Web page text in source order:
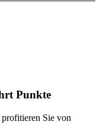
Punkte
Sie von